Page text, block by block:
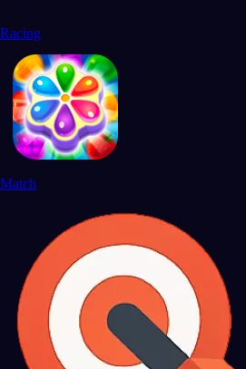
Racing
Match